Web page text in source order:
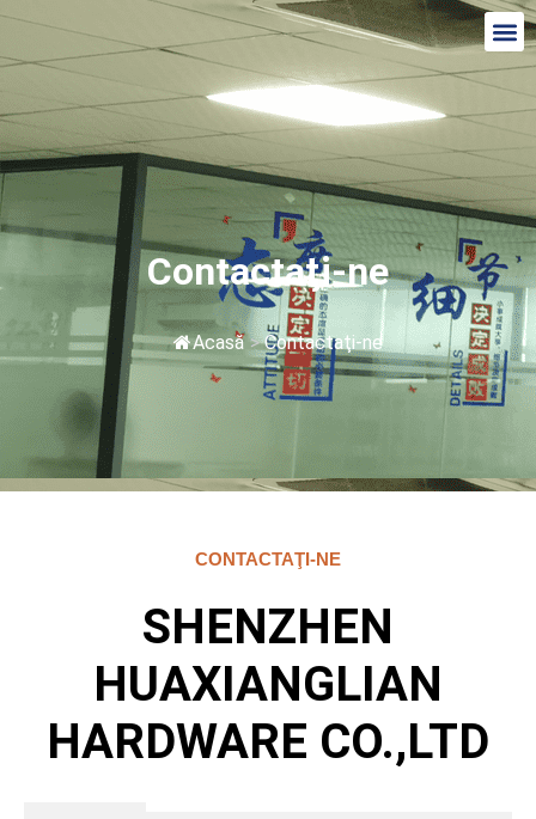
Contactaţi-ne
Acasă > Contactaţi-ne
CONTACTAŢI-NE
SHENZHEN
HUAXIANGLIAN
HARDWARE CO.,LTD